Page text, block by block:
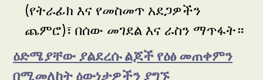
(የትራፊክ እና የመስመጥ አደጋዎችን
ጨምሮ)፣ በሰው መገደል እና ራስን ማጥፋት።
ዕድሜያቸው ያልደረሱ ልጆች የዕፅ መጠቀምን
በሚመለከት ዕውነታዎችን ያግኙ